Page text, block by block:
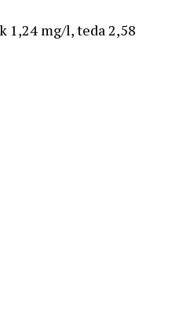
1,24 mg/l, teda 2,58